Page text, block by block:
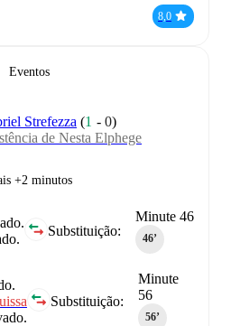
8,0
Eventos
Strefezza (1 -0)
de Nesta Elphege
+2 minutos
Minute 46
46‎’‎
Substituição:
Minute
56
56‎’‎
Substituição: